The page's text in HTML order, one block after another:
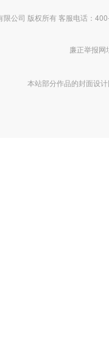
公司 版权所有 客服电话：
廉正举报
本站部分作品的封面设